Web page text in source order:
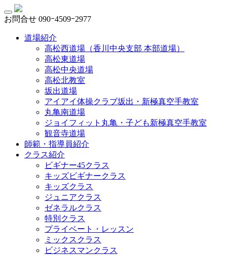
お問合せ 090ｰ4509ｰ2977
道場紹介
高松西道場（香川中央支部 本部道場）
高松東道場
高松中央道場
高松北教室
坂出道場
アイアイ体操クラブ坂出・新極真空手教室
丸亀南道場
ジョイフィット丸亀・子ども新極真空手教室
観音寺道場
師範・指導員紹介
クラス紹介
ビギナー45クラス
キッズビギナークラス
キッズクラス
ジュニアクラス
ゼネラルクラス
特別クラス
プライベート・レッスン
ミックスクラス
ビジネスマンクラス